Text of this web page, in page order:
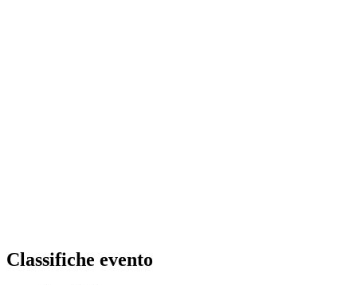
Classifiche evento